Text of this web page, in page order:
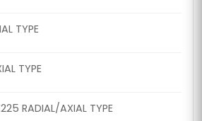
TYPE
TYPE
RADIAL/AXIAL TYPE